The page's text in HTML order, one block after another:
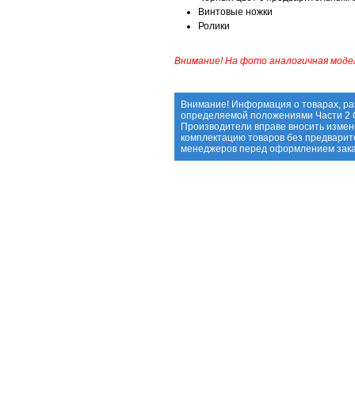
Винтовые ножки
Ролики
Внимание! На фото аналогичная
Внимание! Информация о товарах,
определяемой положениями Части 2
Производители вправе вносить
комплектацию товаров без
менеджеров перед оформлением